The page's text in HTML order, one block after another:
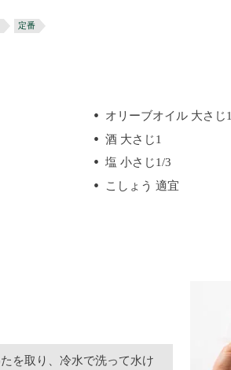
定番
オリーブオイル 大さじ1
酒 大さじ1
塩 小さじ1/3
こしょう 適宜
を取り、冷水で洗って水け